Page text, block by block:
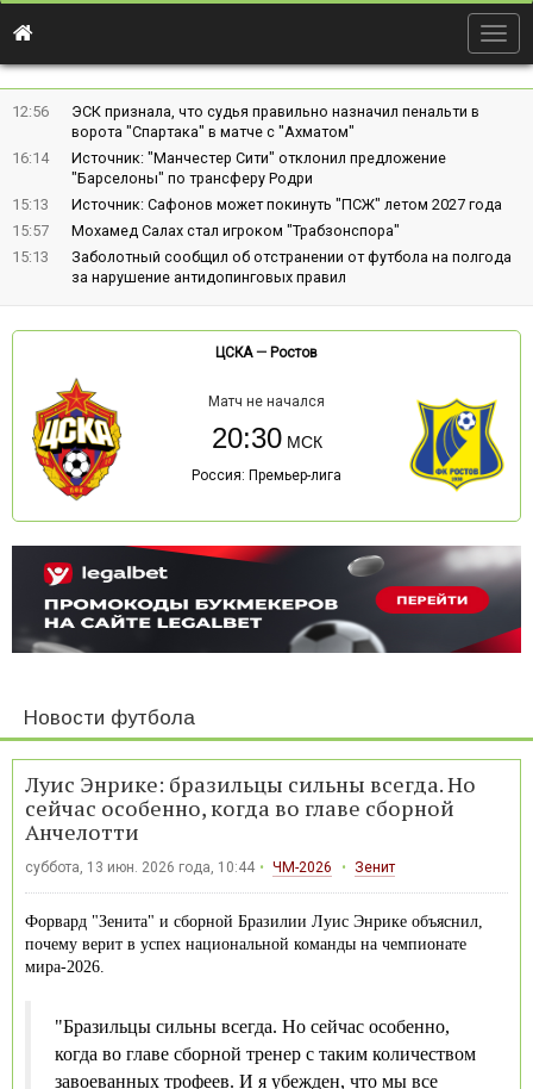
12:56
ЭСК признала, что судья правильно назначил пенальти в
ворота "Спартака" в матче с "Ахматом"
16:14
Источник: "Манчестер Сити" отклонил предложение
"Барселоны" по трансферу Родри
15:13
Источник: Сафонов может покинуть "ПСЖ" летом 2027 года
15:57
Мохамед Салах стал игроком "Трабзонспора"
15:13
Заболотный сообщил об отстранении от футбола на полгода
за нарушение антидопинговых правил
ЦСКА— Ростов
Матч не начался
20:30
Россия: Премьер-лига
Новости футбола
Луис Энрике: бразильцы сильны всегда. Но
сейчас особенно, когда во главе сборной
Анчелотти
суббота, 13 июн. 2026 года, 10:44 ЧМ-2026 Зенит
Форвард "Зенита" и сборной Бразилии Луис Энрике объяснил,
почему верит в успех национальной команды на чемпионате
мира-2026.
"Бразильцы сильны всегда. Но сейчас особенно,
когда во главе сборной тренер с таким количеством
завоеванных трофеев. И я убежден, что мы все